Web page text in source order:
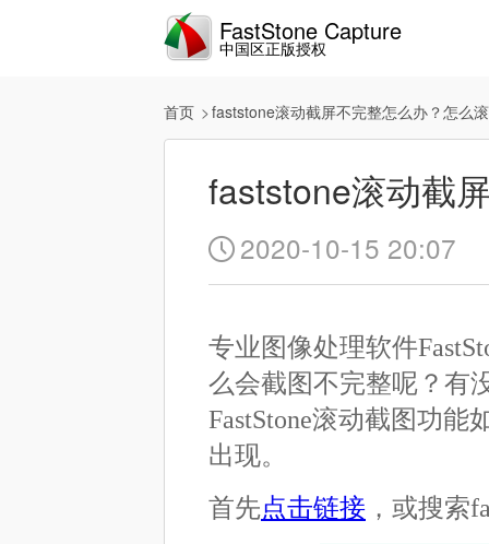
FastStone Capture
中国区正版授权
首页 faststone滚动截屏不完整怎么办？怎么
faststone滚动截
 2020-10-15 20:07
专业图像处理软件
么会截图不完整呢？有
FastStone滚动截图功
出现。
首先点击链接 ，或搜索